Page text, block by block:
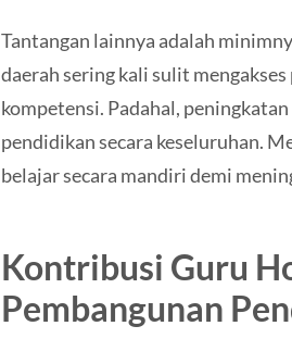
Tantangan lainnya adalah
daerah sering kali sulit
kompetensi. Padahal,
pendidikan secara keseluruhan.
belajar secara mandiri demi
Kontribusi Guru
Pembangunan